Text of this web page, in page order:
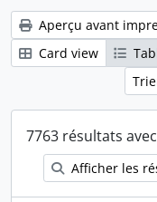
Aperçu avant
Card view
7763 résultats
Afficher les